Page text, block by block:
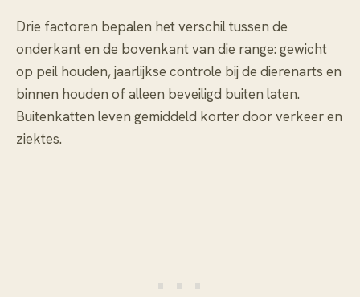
Drie factoren bepalen het verschil tussen de
onderkant en de bovenkant van die range: gewicht
op peil houden, jaarlijkse controle bij de dierenarts en
binnen houden of alleen beveiligd buiten laten.
Buitenkatten leven gemiddeld korter door verkeer en
ziektes.